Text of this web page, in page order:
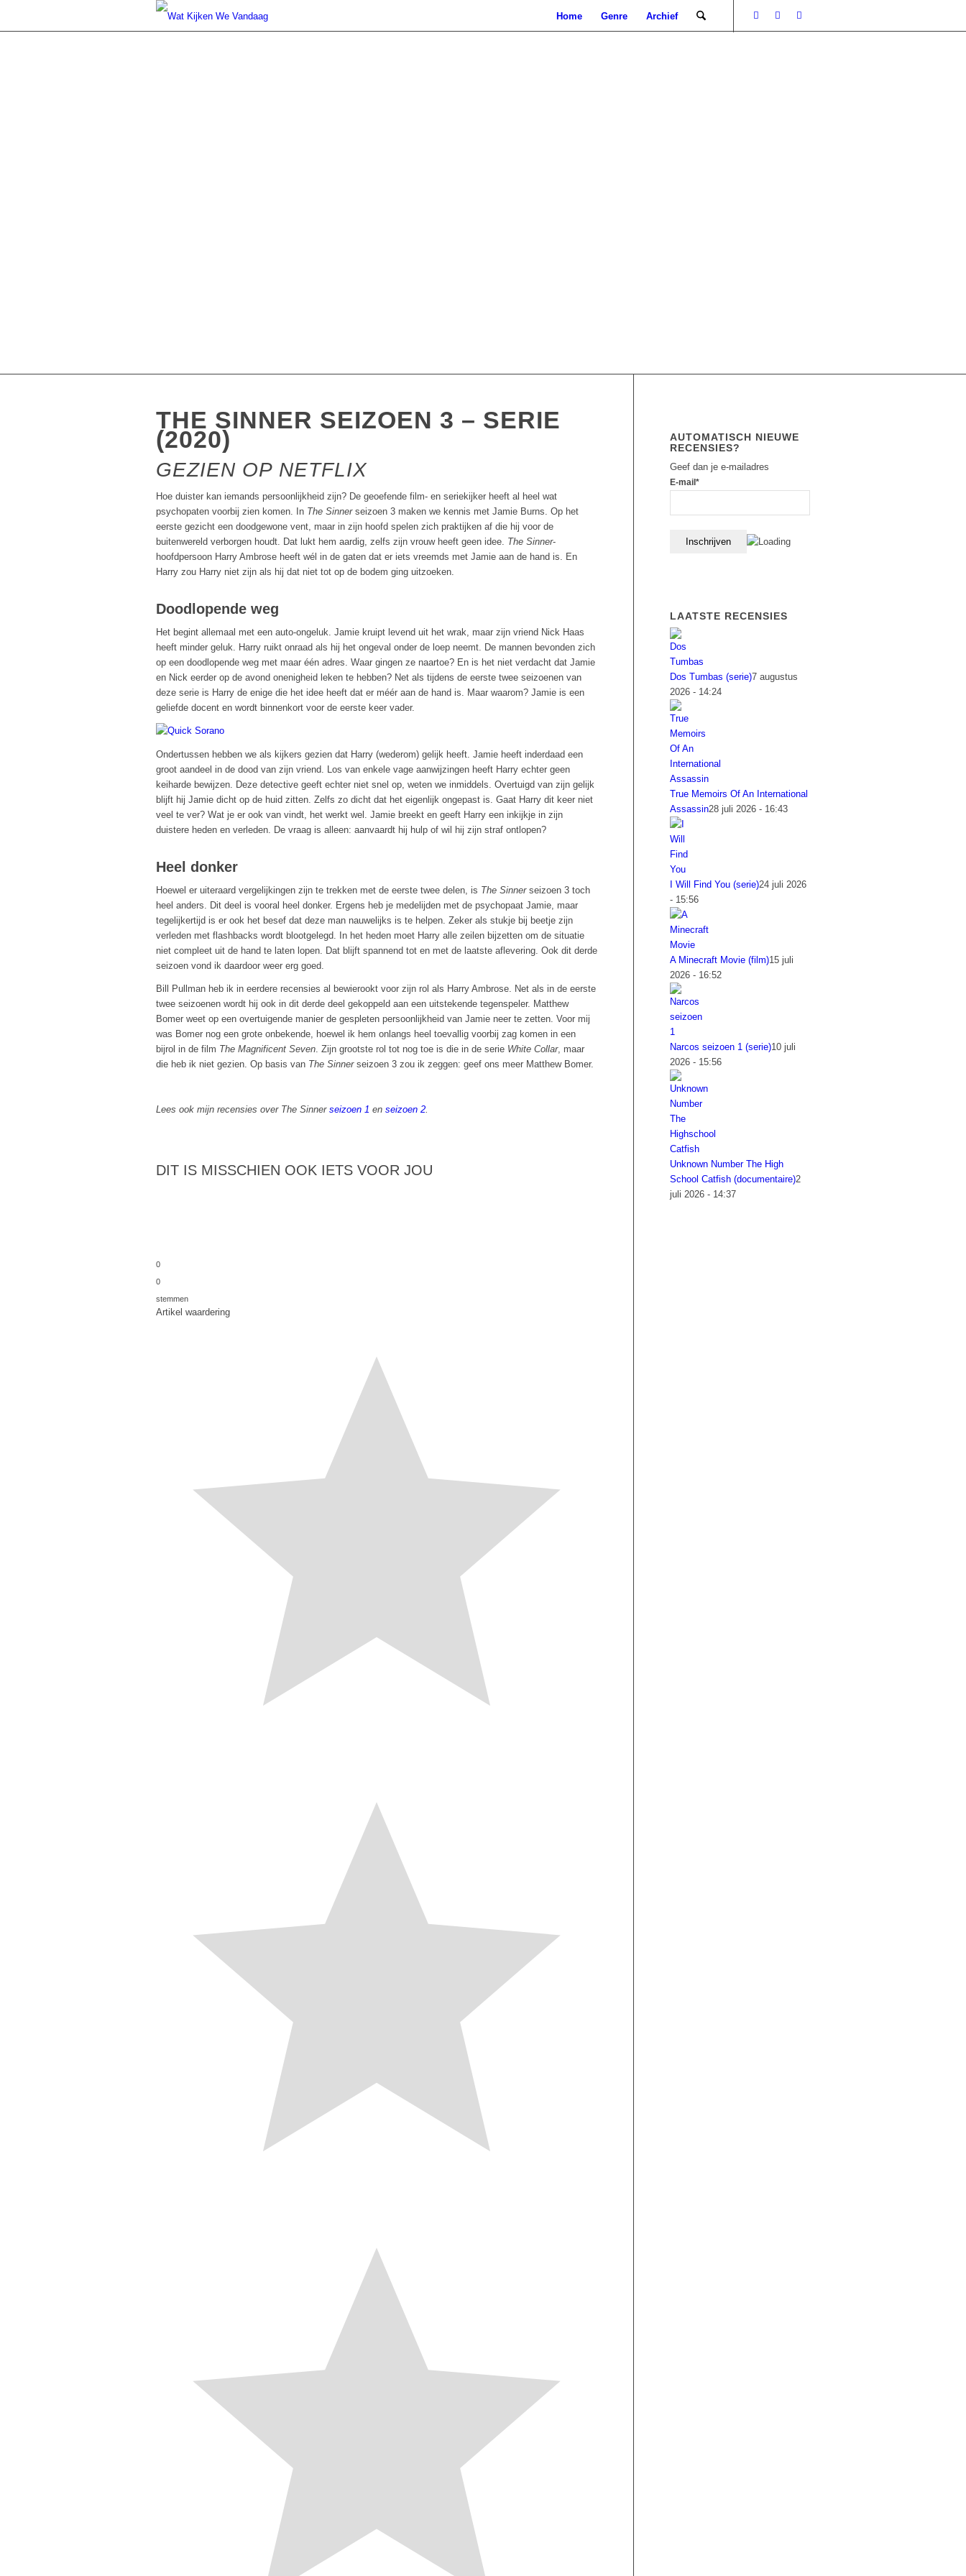
Home Genre Archief
THE SINNER SEIZOEN 3 – SERIE
(2020)
GEZIEN OP NETFLIX
Hoe duister kan iemands persoonlijkheid zijn? De geoefende film- en seriekijker heeft al heel wat
psychopaten voorbij zien komen. In The Sinnerseizoen 3 maken we kennis met Jamie Burns. Op het
eerste gezicht een doodgewone vent, maar in zijn hoofd spelen zich praktijken af die hij voor de
buitenwereld verborgen houdt. Dat lukt hem aardig, zelfs zijn vrouw heeft geen idee. The Sinner-
hoofdpersoon Harry Ambrose heeft wél in de gaten dat er iets vreemds met Jamie aan de hand is. En
Harry zou Harry niet zijn als hij dat niet tot op de bodem ging uitzoeken.
Doodlopende weg
Het begint allemaal met een auto-ongeluk. Jamie kruipt levend uit het wrak, maar zijn vriend Nick Haas
heeft minder geluk. Harry ruikt onraad als hij het ongeval onder de loep neemt. De mannen bevonden zich
op een doodlopende weg met maar één adres. Waar gingen ze naartoe? En is het niet verdacht dat Jamie
en Nick eerder op de avond onenigheid leken te hebben? Net als tijdens de eerste twee seizoenen van
deze serie is Harry de enige die het idee heeft dat er méér aan de hand is. Maar waarom? Jamie is een
geliefde docent en wordt binnenkort voor de eerste keer vader.
Ondertussen hebben we als kijkers gezien dat Harry (wederom) gelijk heeft. Jamie heeft inderdaad een
groot aandeel in de dood van zijn vriend. Los van enkele vage aanwijzingen heeft Harry echter geen
keiharde bewijzen. Deze detective geeft echter niet snel op, weten we inmiddels. Overtuigd van zijn gelijk
blijft hij Jamie dicht op de huid zitten. Zelfs zo dicht dat het eigenlijk ongepast is. Gaat Harry dit keer niet
veel te ver? Wat je er ook van vindt, het werkt wel. Jamie breekt en geeft Harry een inkijkje in zijn
duistere heden en verleden. De vraag is alleen: aanvaardt hij hulp of wil hij zijn straf ontlopen?
Heel donker
Hoewel er uiteraard vergelijkingen zijn te trekken met de eerste twee delen, is The Sinnerseizoen 3 toch
heel anders. Dit deel is vooral heel donker. Ergens heb je medelijden met de psychopaat Jamie, maar
tegelijkertijd is er ook het besef dat deze man nauwelijks is te helpen. Zeker als stukje bij beetje zijn
verleden met flashbacks wordt blootgelegd. In het heden moet Harry alle zeilen bijzetten om de situatie
niet compleet uit de hand te laten lopen. Dat blijft spannend tot en met de laatste aflevering. Ook dit derde
seizoen vond ik daardoor weer erg goed.
Bill Pullman heb ik in eerdere recensies al bewierookt voor zijn rol als Harry Ambrose. Net als in de eerste
twee seizoenen wordt hij ook in dit derde deel gekoppeld aan een uitstekende tegenspeler. Matthew
Bomer weet op een overtuigende manier de gespleten persoonlijkheid van Jamie neer te zetten. Voor mij
was Bomer nog een grote onbekende, hoewel ik hem onlangs heel toevallig voorbij zag komen in een
bijrol in de film The Magnificent Seven . Zijn grootste rol tot nog toe is die in de serie White Collar, maar
die heb ik niet gezien. Op basis van The Sinnerseizoen 3 zou ik zeggen: geef ons meer Matthew Bomer.
Lees ook mijn recensies over The Sinner seizoen 1 en seizoen 2
DIT IS MISSCHIEN OOK IETS VOOR JOU
0
0
stemmen
Artikel waardering
AUTOMATISCH NIEUWE
RECENSIES?
Geef dan je e-mailadres
E-mail*
LAATSTE RECENSIES
Dos Tumbas (serie)7 augustus
2026 - 14:24
True Memoirs Of An International
Assassin28 juli 2026 - 16:43
I Will Find You (serie)24 juli 2026
- 15:56
A Minecraft Movie (film)15 juli
2026 - 16:52
Narcos seizoen 1 (serie)10 juli
2026 - 15:56
Unknown Number The High
School Catfish (documentaire)2
juli 2026 - 14:37